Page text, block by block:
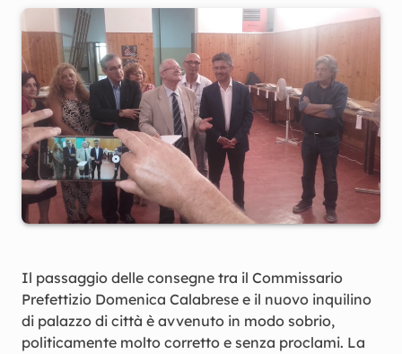
Il passaggio delle consegne tra il Commissario
Prefettizio Domenica Calabrese e il nuovo inquilino
di palazzo di città è avvenuto in modo sobrio,
politicamente molto corretto e senza proclami. La